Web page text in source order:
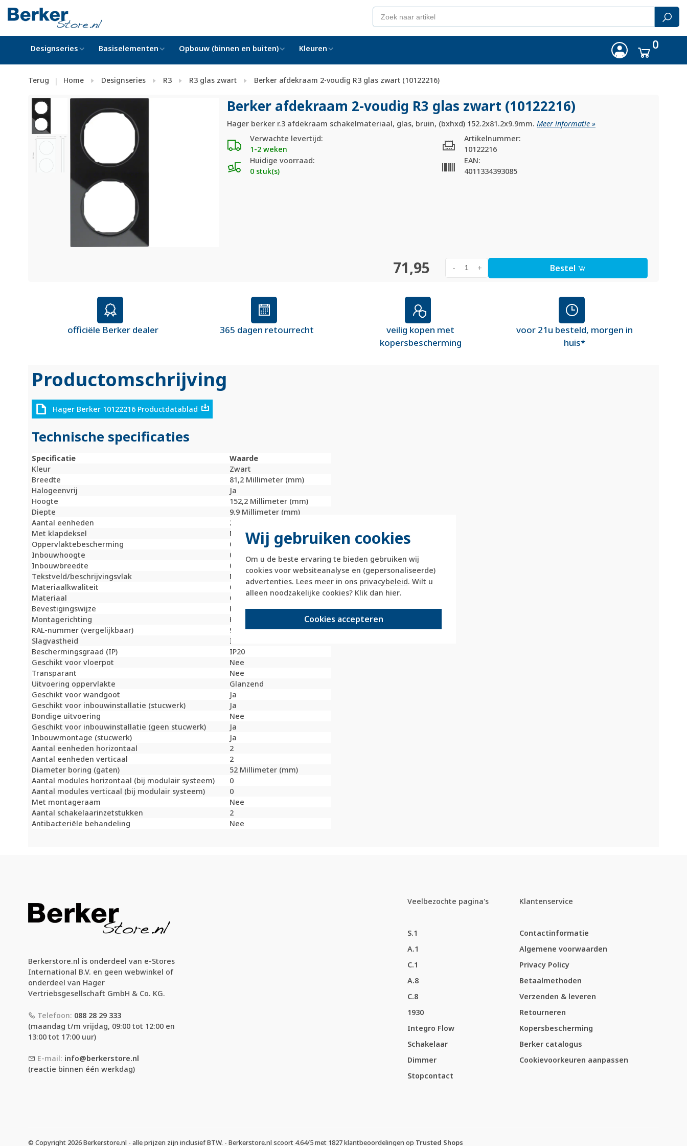
Wij gebruiken cookies
Om u de beste ervaring te bieden gebruiken wij
cookies voor websiteanalyse en (gepersonaliseerde)
advertenties. Lees meer in ons privacybeleid. Wilt u
alleen noodzakelijke cookies? Klik dan hier.
Cookies accepteren
Designseries Basiselementen Opbouw (binnen en buiten) Kleuren 0
Terug | Home Designseries R3 R3 glas zwart Berker afdekraam 2-voudig R3 glas zwart (10122216)
Berker afdekraam 2-voudig R3 glas zwart (10122216)
Hager berker r.3 afdekraam schakelmateriaal, glas, bruin, (bxhxd) 152.2x81.2x9.9mm.Meer informatie »
Verwachte levertijd:
1-2 weken
Huidige voorraad:
0 stuk(s)
Artikelnummer:
10122216
EAN:
4011334393085
71,95 +
- Bestel
officiële Berker dealer 365 dagen retourrecht
veilig kopen met
kopersbescherming
voor 21u besteld, morgen in
huis*
Productomschrijving
Hager Berker 10122216 Productdatablad
Technische specificaties
Specificatie
Waarde
Kleur
Zwart
Breedte
81,2 Millimeter (mm)
Halogeenvrij
Ja
Hoogte
152,2 Millimeter (mm)
Diepte
9,9 Millimeter (mm)
Aantal eenheden
2
Met klapdeksel
Nee
Oppervlaktebescherming
Onbehandeld
Inbouwhoogte
0 Millimeter (mm)
Inbouwbreedte
0 Millimeter (mm)
Tekstveld/beschrijvingsvlak
Nee
Materiaalkwaliteit
Glas
Materiaal
Glas
Bevestigingswijze
Klembevestiging
Montagerichting
Horizontaal en verticaal
RAL-nummer (vergelijkbaar)
9005
Slagvastheid
IK05
Beschermingsgraad (IP)
IP20
Geschikt voor vloerpot
Nee
Transparant
Nee
Uitvoering oppervlakte
Glanzend
Geschikt voor wandgoot
Ja
Geschikt voor inbouwinstallatie (stucwerk)
Ja
Bondige uitvoering
Nee
Geschikt voor inbouwinstallatie (geen stucwerk)
Ja
Inbouwmontage (stucwerk)
Ja
Aantal eenheden horizontaal
2
Aantal eenheden verticaal
2
Diameter boring (gaten)
52 Millimeter (mm)
Aantal modules horizontaal (bij modulair systeem)
0
Aantal modules verticaal (bij modulair systeem)
0
Met montageraam
Nee
Aantal schakelaarinzetstukken
2
Antibacteriële behandeling
Nee
Berkerstore.nl is onderdeel van e-Stores
International B.V. en geen webwinkel of
onderdeel van Hager
Vertriebsgesellschaft GmbH & Co. KG.
Telefoon: 088 28 29 333
(maandag t/m vrijdag, 09:00 tot 12:00 en
13:00 tot 17:00 uur)
E-mail: info@berkerstore.nl
(reactie binnen één werkdag)
Veelbezochte pagina's
S.1
A.1
C.1
A.8
C.8
1930
Integro Flow
Schakelaar
Dimmer
Stopcontact
Klantenservice
Contactinformatie
Algemene voorwaarden
Privacy Policy
Betaalmethoden
Verzenden & leveren
Retourneren
Kopersbescherming
Berker catalogus
Cookievoorkeuren aanpassen
© Copyright 2026 Berkerstore.nl - alle prijzen zijn inclusief BTW. - Berkerstore.nl scoort 4.64/5met 1827klantbeoordelingen op Trusted Shops